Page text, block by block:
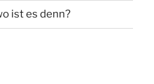
ist es denn?